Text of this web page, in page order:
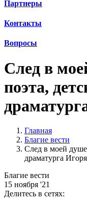
Партнеры
Контакты
Вопросы
След в
поэта,
Главная
Благие вести
След в моей
драматурга
Благие вести
15 ноября '21
Делитесь в сетях: